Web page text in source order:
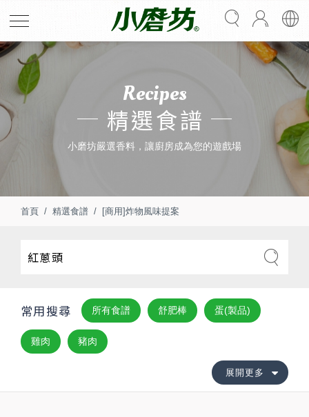
Recipes
精選食譜
小磨坊嚴選香料，讓廚房成為您的遊戲場
首頁 精選食譜 [商用]炸物風味提案
常用搜尋 所有食譜 舒肥棒 蛋(製品)
雞肉 豬肉
展開更多